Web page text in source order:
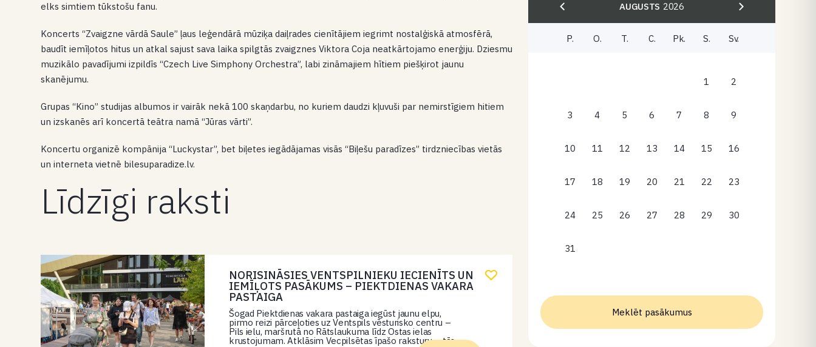
elks simtiem tūkstošu fanu.
Koncerts “Zvaigzne vārdā Saule” ļaus leģendārā mūziķa daiļrades cienītājiem iegrimt nostalģiskā atmosfērā,
baudīt iemīļotos hitus un atkal sajust sava laika spilgtās zvaigznes Viktora Coja neatkārtojamo enerģiju. Dziesmu
muzikālo pavadījumi izpildīs “Czech Live Simphony Orchestra”, labi zināmajiem hītiem piešķirot jaunu
skanējumu.
Grupas “Kino” studijas albumos ir vairāk nekā 100 skaņdarbu, no kuriem daudzi kļuvuši par nemirstīgiem hitiem
un izskanēs arī koncertā teātra namā “Jūras vārti”.
Koncertu organizē kompānija “Luckystar”, bet biļetes iegādājamas visās “Biļešu paradīzes” tirdzniecības vietās
un interneta vietnē bilesuparadize.lv.
Līdzīgi raksti
NORISINĀSIES VENTSPILNIEKU IECIENĪTS UN
IEMĪĻOTS PASĀKUMS – PIEKTDIENAS VAKARA
PASTAIGA
Šogad Piektdienas vakara pastaiga iegūst jaunu elpu,
pirmo reizi pārceļoties uz Ventspils vēsturisko centru –
Pils ielu, maršrutā no Rātslaukuma līdz Ostas ielas
krustojumam. Atklāsim Vecpilsētas īpašo raksturu – tās…
AUGUSTS 2026
P. O. T. C. Pk. S. Sv.
1 2
3 4 5 6 7 8 9
10 11 12 13 14 15 16
17 18 19 20 21 22 23
24 25 26 27 28 29 30
31
Meklēt pasākumus